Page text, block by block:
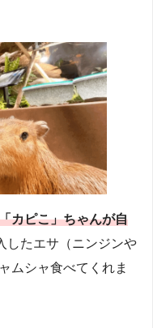
カピこ」ちゃんが自
したエサ（ニンジンや
ムシャ食べてくれま